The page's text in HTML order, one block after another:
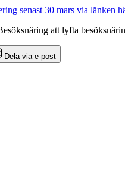
senast 30 mars via länken
att lyfta
Dela via e-post